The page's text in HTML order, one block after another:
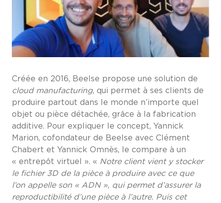
Créée en 2016, Beelse propose une solution de
cloud manufacturing, qui permet à ses clients de
produire partout dans le monde n’importe quel
objet ou pièce détachée, grâce à la fabrication
additive. Pour expliquer le concept, Yannick
Marion, cofondateur de Beelse avec Clément
Chabert et Yannick Omnès, le compare à un
« entrepôt virtuel ». « Notre client vient y stocker
le fichier 3D de la pièce à produire avec ce que
l’on appelle son « ADN », qui permet d’assurer la
reproductibilité d’une pièce à l’autre. Puis cet